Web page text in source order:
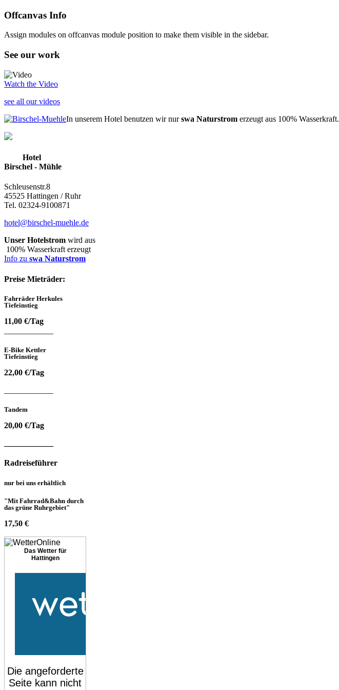
Offcanvas Info
Assign modules on offcanvas module position to make them visible in the sidebar.
See our work
Watch the Video
see all our videos
In unserem Hotel benutzen wir nurswa Naturstrom erzeugt aus 100% Wasserkraft.
Hotel
Birschel - Mühle
Schleusenstr.8
45525 Hattingen / Ruhr
Tel. 02324-9100871
hotel@birschel-muehle.de
Unser Hotelstrom wird aus
100% Wasserkraft erzeugt
Info zu swa Naturstrom
Preise Mieträder:
Fahrräder Herkules
Tiefeinstieg
11,00 €/Tag
E-Bike Kettler
Tiefeinstieg
22,00 €/Tag
Tandem
20,00 €/Tag
Radreiseführer
nur bei uns erhältlich
"Mit Fahrrad&Bahn durch
das grüne Ruhrgebiet"
17,50 €
Das Wetter für
Hattingen